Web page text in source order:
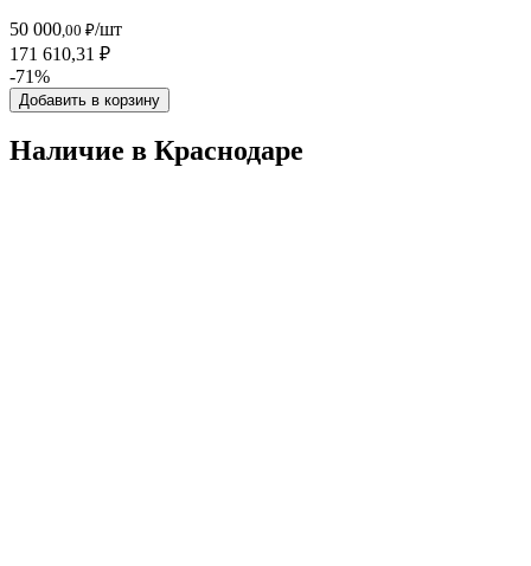
50 000 ,00 ₽/шт
171 610,31 ₽
-71%
Добавить в корзину
Наличие в Краснодарe